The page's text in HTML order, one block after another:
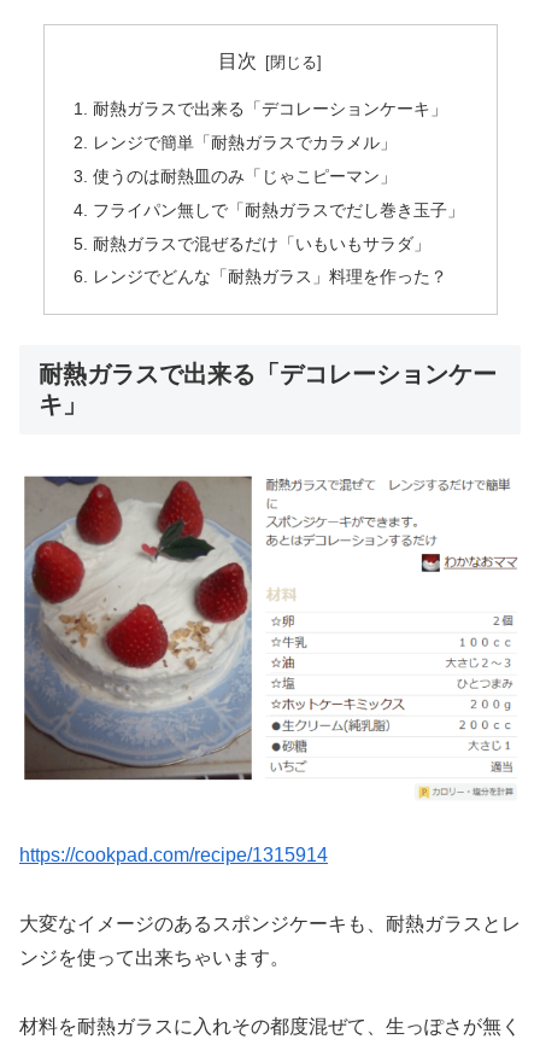
目次
耐熱ガラスで出来る「デコレーションケーキ」
レンジで簡単「耐熱ガラスでカラメル」
使うのは耐熱皿のみ「じゃこピーマン」
フライパン無しで「耐熱ガラスでだし巻き玉子」
耐熱ガラスで混ぜるだけ「いもいもサラダ」
レンジでどんな「耐熱ガラス」料理を作った？
耐熱ガラスで出来る「デコレーションケー
キ」
https://cookpad.com/recipe/1315914
大変なイメージのあるスポンジケーキも、耐熱ガラスとレ
ンジを使って出来ちゃいます。
材料を耐熱ガラスに入れその都度混ぜて、生っぽさが無く